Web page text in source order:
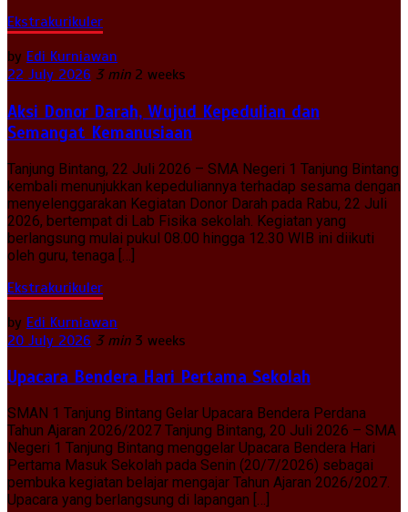
Ekstrakurikuler
by Edi Kurniawan
22 July 2026 3 min 2 weeks
Aksi Donor Darah, Wujud Kepedulian dan
Semangat Kemanusiaan
Tanjung Bintang, 22 Juli 2026 – SMA Negeri 1 Tanjung Bintang
kembali menunjukkan kepeduliannya terhadap sesama dengan
menyelenggarakan Kegiatan Donor Darah pada Rabu, 22 Juli
2026, bertempat di Lab Fisika sekolah. Kegiatan yang
berlangsung mulai pukul 08.00 hingga 12.30 WIB ini diikuti
oleh guru, tenaga […]
Ekstrakurikuler
by Edi Kurniawan
20 July 2026 3 min 3 weeks
Upacara Bendera Hari Pertama Sekolah
SMAN 1 Tanjung Bintang Gelar Upacara Bendera Perdana
Tahun Ajaran 2026/2027 Tanjung Bintang, 20 Juli 2026 – SMA
Negeri 1 Tanjung Bintang menggelar Upacara Bendera Hari
Pertama Masuk Sekolah pada Senin (20/7/2026) sebagai
pembuka kegiatan belajar mengajar Tahun Ajaran 2026/2027.
Upacara yang berlangsung di lapangan […]